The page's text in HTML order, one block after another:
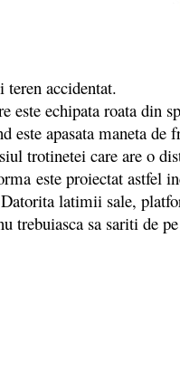
accidentat.
este echipata roata din
apasata maneta de
trotinetei care are o
este proiectat astfel
latimii sale,
sa sariti de